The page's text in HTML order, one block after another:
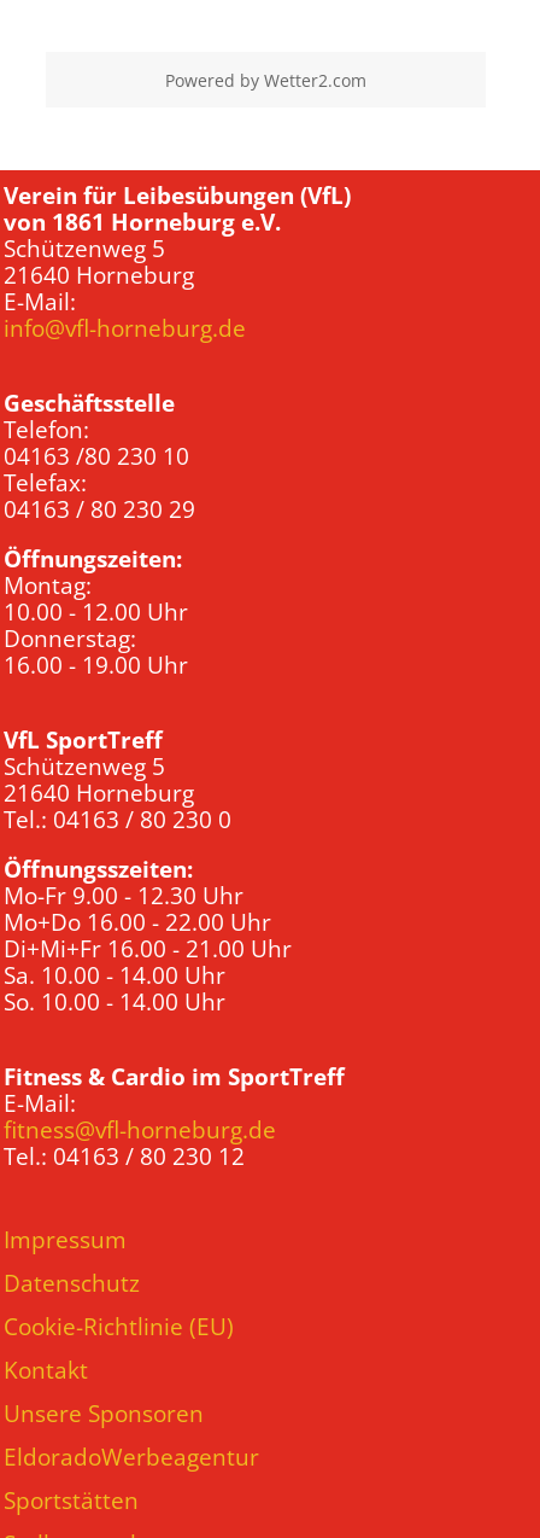
Powered by Wetter2.com
Verein für Leibesübungen (VfL)
von 1861 Horneburg e.V.
Schützenweg 5
21640 Horneburg
E-Mail:
info@vfl-horneburg.de
Geschäftsstelle
Telefon:
04163 /80 230 10
Telefax:
04163 / 80 230 29
Öffnungszeiten:
Montag:
10.00 - 12.00 Uhr
Donnerstag:
16.00 - 19.00 Uhr
VfL SportTreff
Schützenweg 5
21640 Horneburg
Tel.: 04163 / 80 230 0
Öffnungsszeiten:
Mo-Fr 9.00 - 12.30 Uhr
Mo+Do 16.00 - 22.00 Uhr
Di+Mi+Fr 16.00 - 21.00 Uhr
Sa. 10.00 - 14.00 Uhr
So. 10.00 - 14.00 Uhr
Fitness & Cardio im SportTreff
E-Mail:
fitness@vfl-horneburg.de
Tel.: 04163 / 80 230 12
Impressum
Datenschutz
Cookie-Richtlinie (EU)
Kontakt
Unsere Sponsoren
EldoradoWerbeagentur
Sportstätten